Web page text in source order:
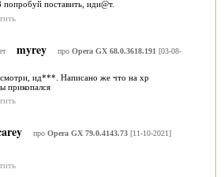
поставить, иди@т.
myrey про Opera GX 68.0.3618.191 [03-08-
ид***. Написано же что на хр
прикопался
про Opera GX 79.0.4143.73[11-10-2021]